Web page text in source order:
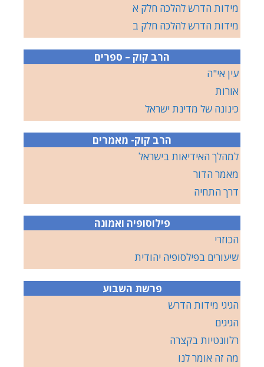
מידות הדרש להלכה חלק א
מידות הדרש להלכה חלק ב
הרב קוק – ספרים
עין אי"ה
אורות
כינונה של מדינת ישראל
הרב קוק- מאמרים
למהלך האידיאות בישראל
מאמר הדור
דרך התחיה
פילוסופיה ואמונה
הכוזרי
שיעורים בפילסופיה יהודית
פרשת השבוע
הגיגי מידות הדרש
הגיגים
רלוונטיות בקצרה
מה זה אומר לנו